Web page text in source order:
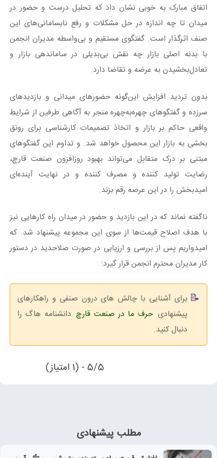
اتفاق مبارک به خوبی نشان داد که تحلیل درست و حضور در
میدان تا چه اندازه در حل مشکلات و رفع نابسامانی‌های این
صنف اثرگذار است. گفتگوی مستقیم و بی‌واسطه مدیران انجمن
با بدنه اصلی بازار چه نقش بی‌بدیلی در ساماندهی بازار و
تعادل‌بخشیدن به عرضه و تقاضا دارد.
بدون تردید افزایش این‌گونه حضورهای میدانی و بازدیدهای
سرزده و گفتگوهای چهره‌به‌چهره منجر به آگاهی طرفین از شرایط
واقعی حاکم بر بازار و اتخاذ تصمیمات کارشناسی برای رونق‌
بخشی به بازار این محصول خواهد شد. و تداوم این گفتگوهای
مبتنی بر درک متقابل می‌تواند بهبود روزافزون صنعت قارچ،
رضایت تولید کننده و مصرف‌ کننده و در نهایت آینده‌ای
امیدبخش را در این عرصه رقم بزند.
ناگفته نماند که در این بازدید و حضور در میدان راه کارهایی نیز
با هدف اصلاح قیمت‌ها از سوی این مجموعه پیشنهاد شد. که
امیدواریم پس از بررسی و ارزیابی در صورت صلاحدید در دستور
کار مدیران محترم انجمن قرار گیرد:
برای آشنایی با چالش های درون صنفی و راهکارهای
پیشنهادی حرف ما در صنعت قارچ دانشنامه هاگ را
دنبال کنید.
5/5 - (1 امتیاز)
مطلب پیشنهادی